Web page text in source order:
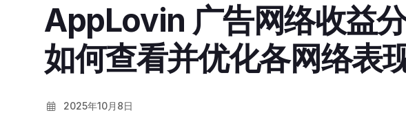
AppLovin 广告网络收益
如何查看并优化各网络表
2025年10月8日